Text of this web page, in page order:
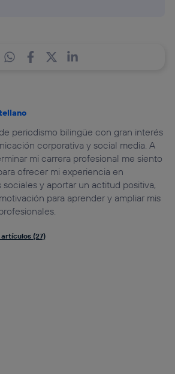
periodismo bilingüe con gran interés
corporativa y social media. A
mi carrera profesional me siento
ofrecer mi experiencia en
sociales y aportar un actitud positiva,
para aprender y ampliar mis
(27)